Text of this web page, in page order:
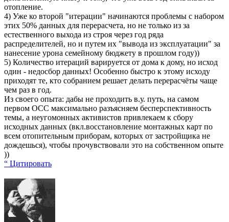
отопление.
4) Уже ко второй "итерации" начинаются проблемы с набором
этих 50% данных для перерасчета, но не только из за
естественного выхода из строя через год ряда
распределителей, но и путем их "вывода из эксплуатации" за
нанесение урона семейному бюджету в прошлом году))
5) Количество итераций варируется от дома к дому, но исход
один - недосбор данных! Особенно быстро к этому исходу
приходят те, кто собранием решает делать перерасчёты чаще
чем раз в год.
Из своего опыта: дабы не проходить в.у. путь, на самом
первом ОСС максимально разъясняем бесперспективность
темы, а неугомонных активистов привлекаем к сбору
исходных данных (вкл.восстановление монтажных карт по
всем отопительным приборам, которых от застройщика не
дождешься), чтобы прочувствовали это на собственном опыте
))
“ Цитировать